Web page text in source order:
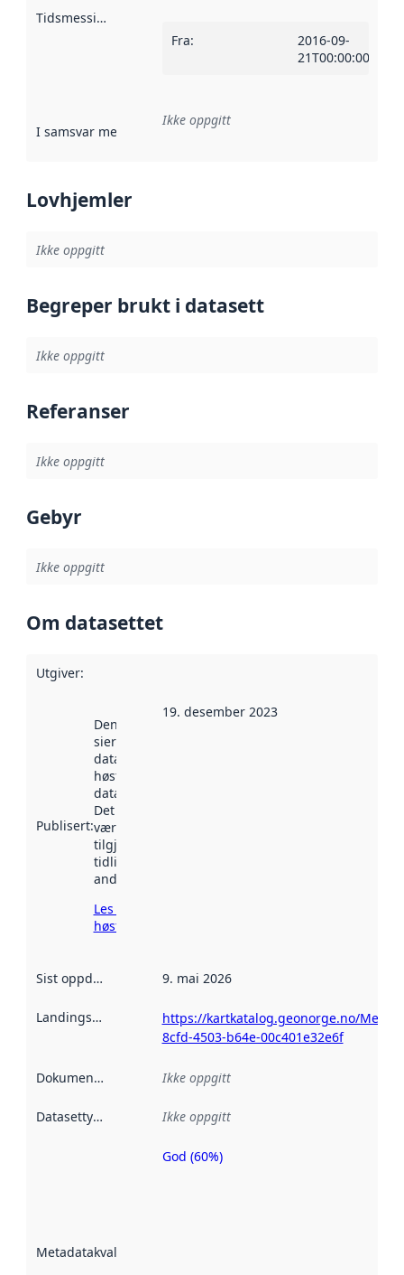
Tidsmessig avgrensning
Fra:
2016-09-
21T00:00:00Z
I samsvar med Referanse til en implementasjonsregel
Ikke oppgitt
Lovhjemler
Ikke oppgitt
Begreper brukt i datasett
Ikke oppgitt
Referanser
Ikke oppgitt
Gebyr
Ikke oppgitt
Om datasettet
Utgiver:
Publisert:
Denne datoen
sier når
datasettet ble
høstet av
data.norge.no.
Det kan ha
vært
tilgjengelig
tidligere
andre steder.
Les mer om
høsting her
19. desember 2023
Sist oppdatert 9. mai 2026
Landingsside
https://kartkatalog.geonorge.no/
8cfd-4503-b64e-00c401e32e6f
Dokumentasjon Ikke oppgitt
Datasettype Ikke oppgitt
Metadatakvalitet
Metadatakvalitet
God (60%)